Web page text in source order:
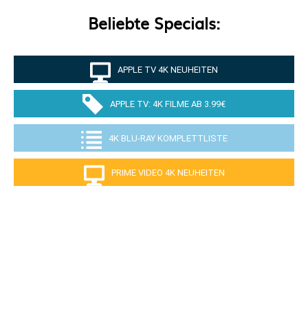
Beliebte Specials:
APPLE TV 4K NEUHEITEN
APPLE TV: 4K FILME AB 3.99€
4K BLU-RAY KOMPLETTLISTE
PRIME VIDEO 4K NEUHEITEN